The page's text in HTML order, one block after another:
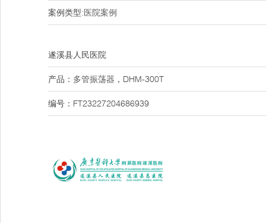
案例类型:医院案例
遂溪县人民医院
产品： 多管振荡器 ，DHM-300T
编号：FT23227204686939